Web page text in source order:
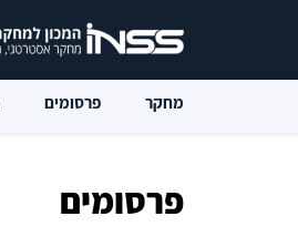
מחקר פרסומים
פרסומים